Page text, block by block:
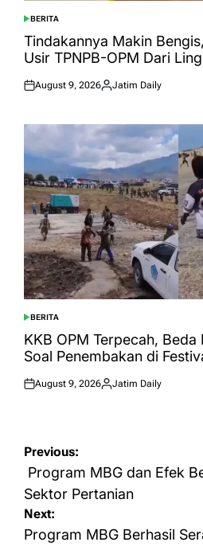
POSTED
IN
BERITA
Tindakannya Makin
Usir TPNPB-OPM Dari
Posted
August 9, 2026
Posted
Jatim Daily
POSTED
IN
BERITA
KKB OPM Terpecah,
Soal Penembakan di
Posted
August 9, 2026
Posted
Jatim Daily
Post
navigation
Previous:
Program MBG dan Efek
Sektor Pertanian
Next:
Program MBG Berhasil